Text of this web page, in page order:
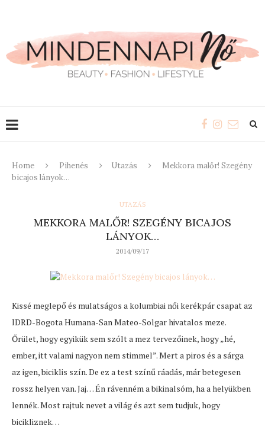
Home Pihenés Utazás
Mekkora malőr! Szegény
bicajos lányok…
UTAZÁS
MEKKORA MALŐR! SZEGÉNY BICAJOS
LÁNYOK…
2014/09/17
Kissé meglepő és mulatságos a kolumbiai női kerékpár csapat az
IDRD-Bogota Humana-San Mateo-Solgar hivatalos meze.
Őrület, hogy egyikük sem szólt a mez tervezőinek, hogy „hé,
ember, itt valami nagyon nem stimmel”. Mert a piros és a sárga
az igen, biciklis szín. De ez a test színű ráadás, már betegesen
rossz helyen van. Jaj… Én rávenném a bikinalsóm, ha a helyükben
lennék. Most rajtuk nevet a világ és azt sem tudjuk, hogy
bicikliznek…